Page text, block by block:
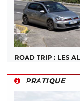
ROAD TRIP : LES
PRATIQUE